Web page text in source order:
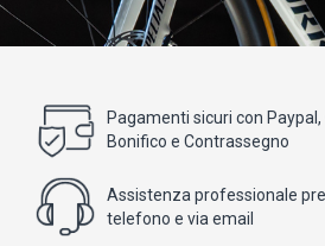
Pagamenti sicuri con Paypal,
Bonifico e Contrassegno
Assistenza professionale
telefono e via email